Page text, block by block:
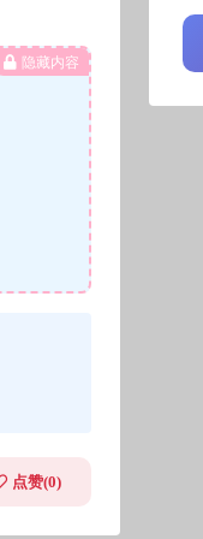
隐藏内容
点赞(0)